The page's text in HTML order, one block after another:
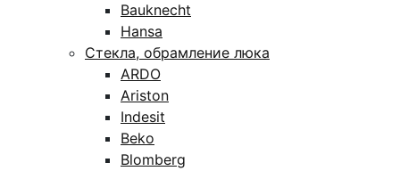
Bauknecht
Hansa
Стекла, обрамление люка
ARDO
Ariston
Indesit
Beko
Blomberg